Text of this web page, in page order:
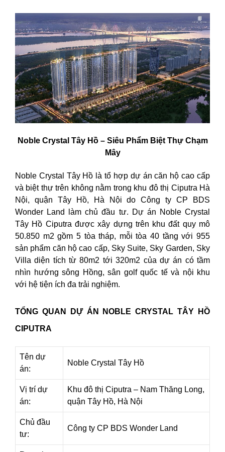
Noble Crystal Tây Hồ – Siêu Phẩm Biệt Thự Chạm
Mây
Noble Crystal Tây Hồ là tổ hợp dự án căn hộ cao cấp
và biệt thự trên không nằm trong khu đô thị Ciputra Hà
Nội, quận Tây Hồ, Hà Nội do Công ty CP BDS
Wonder Land làm chủ đầu tư. Dự án Noble Crystal
Tây Hồ Ciputra được xây dựng trên khu đất quy mô
50.850 m2 gồm 5 tòa tháp, mỗi tòa 40 tầng với 955
sản phẩm căn hộ cao cấp, Sky Suite, Sky Garden, Sky
Villa diện tích từ 80m2 tới 320m2 của dự án có tầm
nhìn hướng sông Hồng, sân golf quốc tế và nội khu
với hệ tiện ích đa trải nghiệm.
TỔNG QUAN DỰ ÁN NOBLE CRYSTAL TÂY HỒ
CIPUTRA
Tên dự
án:
Noble Crystal Tây Hồ
Vị trí dự
án:
Khu đô thị Ciputra – Nam Thăng Long,
quận Tây Hồ, Hà Nội
Chủ đầu
tư:
Công ty CP BDS Wonder Land